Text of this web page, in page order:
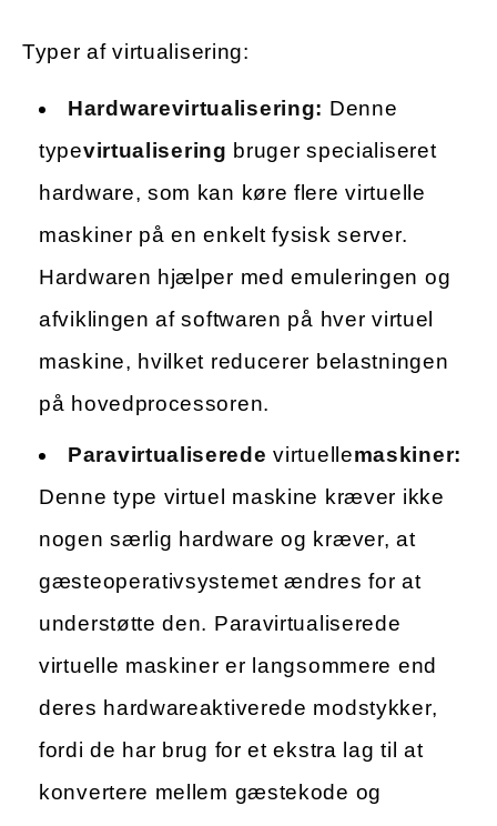
Typer af virtualisering:
Hardwarevirtualisering: Denne
typevirtualisering bruger specialiseret
hardware, som kan køre flere virtuelle
maskiner på en enkelt fysisk server.
Hardwaren hjælper med emuleringen og
afviklingen af softwaren på hver virtuel
maskine, hvilket reducerer belastningen
på hovedprocessoren.
Paravirtualiserede virtuellemaskiner:
Denne type virtuel maskine kræver ikke
nogen særlig hardware og kræver, at
gæsteoperativsystemet ændres for at
understøtte den. Paravirtualiserede
virtuelle maskiner er langsommere end
deres hardwareaktiverede modstykker,
fordi de har brug for et ekstra lag til at
konvertere mellem gæstekode og